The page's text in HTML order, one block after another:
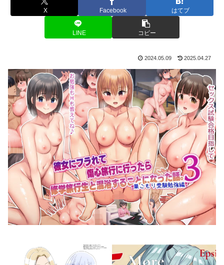
X Facebook はてブ
LINE コピー
2024.05.09 2025.04.27